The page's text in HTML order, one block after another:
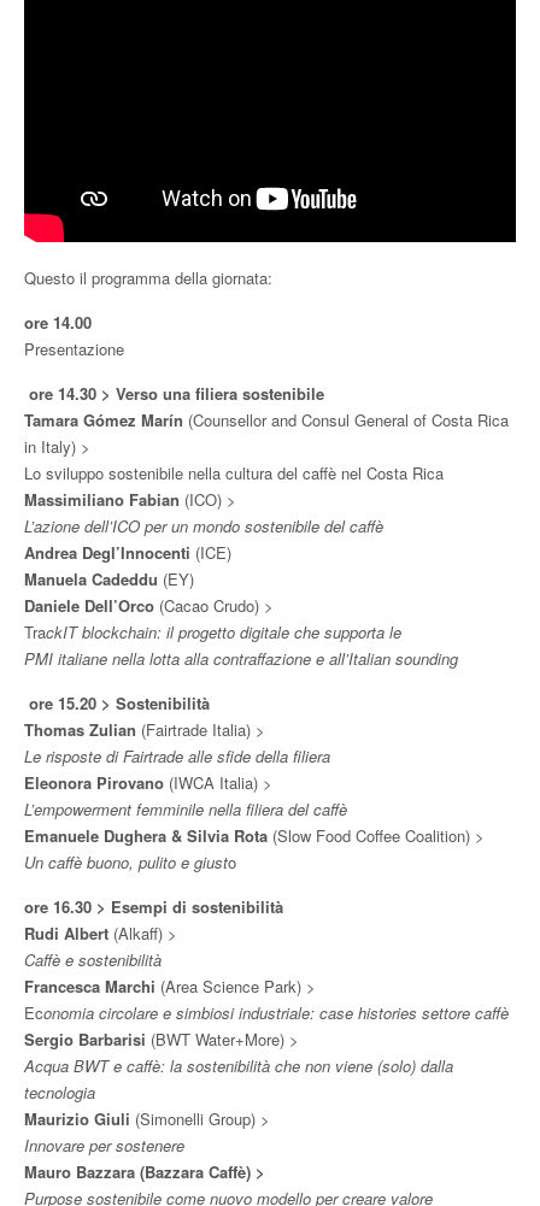
Questo il programma della giornata:
ore 14.00
Presentazione
ore 14.30 > Verso una filiera sostenibile
Tamara Gómez Marín (Counsellor and Consul General of Costa Rica
in Italy) >
Lo sviluppo sostenibile nella cultura del caffè nel Costa Rica
Massimiliano Fabian (ICO) >
L’azione dell’ICO per un mondo sostenibile del caffè
Andrea Degl’Innocenti (ICE)
Manuela Cadeddu (EY)
Daniele Dell’Orco (Cacao Crudo) >
TrackIT blockchain: il progetto digitale che supporta le
PMI italiane nella lotta alla contraffazione e all’Italian sounding
ore 15.20 > Sostenibilità
Thomas Zulian (Fairtrade Italia) >
Le risposte di Fairtrade alle sfide della filiera
Eleonora Pirovano (IWCA Italia) >
L’empowerment femminile nella filiera del caffè
Emanuele Dughera & Silvia Rota (Slow Food Coffee Coalition) >
Un caffè buono, pulito e giusto
ore 16.30 > Esempi di sostenibilità
Rudi Albert (Alkaff) >
Caffè e sostenibilità
Francesca Marchi (Area Science Park) >
Economia circolare e simbiosi industriale: case histories settore caffè
Sergio Barbarisi (BWT Water+More) >
Acqua BWT e caffè: la sostenibilità che non viene (solo) dalla
tecnologia
Maurizio Giuli (Simonelli Group) >
Innovare per sostenere
Mauro Bazzara (Bazzara Caffè) >
Purpose sostenibile come nuovo modello per creare valore